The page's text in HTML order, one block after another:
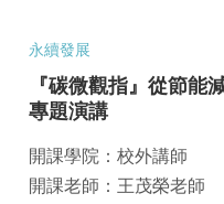
永續發展
『碳微觀指』從節能
專題演講
開課學院：校外講師
開課老師：王茂榮老師